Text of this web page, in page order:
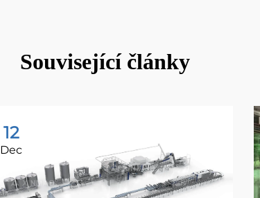
Související články
12
Dec